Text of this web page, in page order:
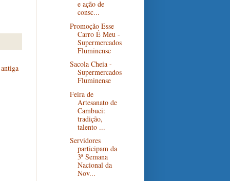
e ação de
consc...
Promoção Esse
Carro É Meu -
Supermercados
Fluminense
Sacola Cheia -
Supermercados
Fluminense
Feira de
Artesanato de
Cambuci:
tradição,
talento ...
Servidores
participam da
3ª Semana
Nacional da
Nov...